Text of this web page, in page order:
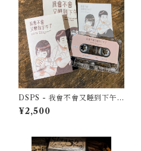
DSPS - 我會不會又睡到下午
了 Sleep till Afternoon」Re
mix Tape
¥2,500